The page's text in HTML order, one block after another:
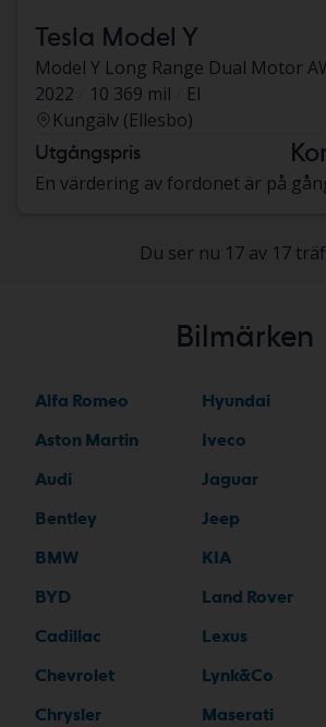
Tesla Model Y
Model Y Long Range Dual Motor
2022
10 369 mil
El
Kungälv (Ellesbo)
Utgångspris
En värdering av fordonet är på
Du ser nu 17 av 17
Bilmärken
Alfa Romeo
Aston Martin
Audi
Bentley
BMW
BYD
Cadillac
Chevrolet
Chrysler
Hyundai
Iveco
Jaguar
Jeep
KIA
Land Rover
Lexus
Lynk&Co
Maserati